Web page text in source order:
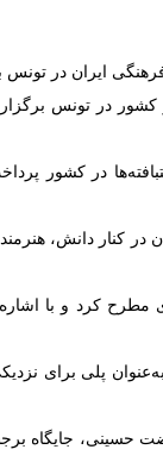
ایران در تونس
سنتی از هر دو
در کشور
کنار دانش،
کرد و با اشاره
پلی برای
جایگاه